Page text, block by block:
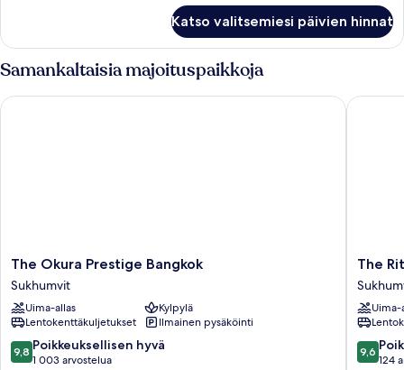
Katso valitsemiesi päivien hinnat
Samankaltaisia majoituspaikkoja
The
Okura
Prestige
Bangkok
Sukhumvit
The Okura Prestige Bangkok
Sukhumvit
Uima-allas
Kylpylä
Lentokenttäkuljetukset
Ilmainen pysäköinti
9.8
kautta
9,8 Poikkeuksellisen hyvä
1 003 arvostelua
The Okura Prestige Bangkok
The
Ritz-
Carlton,
The
Uima-
9.6
kautta
9,6
124
The